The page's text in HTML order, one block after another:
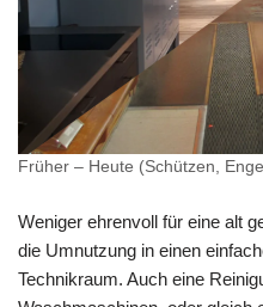
Früher – Heute (Schützen,
Weniger ehrenvoll für eine alt
die Umnutzung in einen
Technikraum. Auch eine